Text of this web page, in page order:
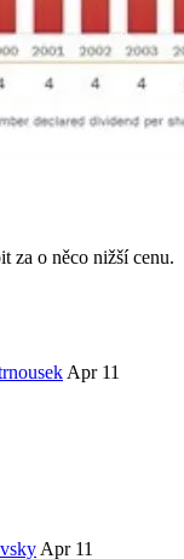
za o něco nižší cenu.
Apr 11
Apr 11